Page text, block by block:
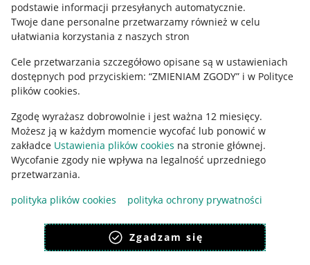
podstawie informacji przesyłanych automatycznie.
Twoje dane personalne przetwarzamy również w celu
ułatwiania korzystania z naszych stron
Cele przetwarzania szczegółowo opisane są w ustawieniach
dostępnych pod przyciskiem: “ZMIENIAM ZGODY” i w Polityce
plików cookies.
Zgodę wyrażasz dobrowolnie i jest ważna 12 miesięcy.
Możesz ją w każdym momencie wycofać lub ponowić w
zakładce Ustawienia plików cookies na stronie głównej.
Wycofanie zgody nie wpływa na legalność uprzedniego
przetwarzania.
polityka plików cookies
polityka ochrony prywatności
Zgadzam się
Polityka plików "cookies"
Ustawienia plików "cookies"
Udostępnianie lokalizacji
Informacje dla Aktu o Usługach Cyfrowych
Pobierz aplikację